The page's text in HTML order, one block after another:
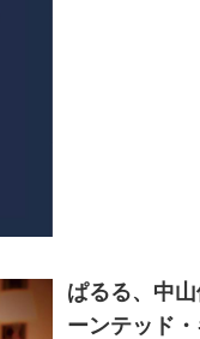
ぱるる、中
ーンテッド